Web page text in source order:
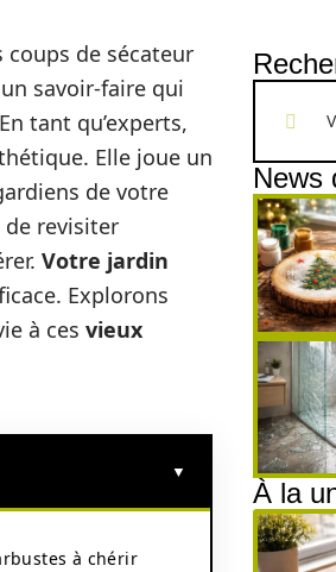
de sécateur
savoir-faire qui
tant qu’experts,
Elle joue un
de votre
de revisiter
Votre jardin
Explorons
à ces vieux
à chérir
News
À la